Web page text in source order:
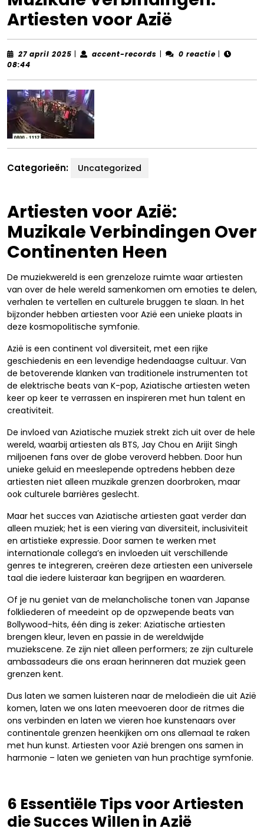
Artiesten voor Azië
27 april 2025 27| accent-records accent-
| 0 reactie |
08:44
Categorieën: Uncategorized
Artiesten voor Azië:
Muzikale Verbindingen Over
Continenten Heen
De muziekwereld is een grenzeloze ruimte waar artiesten
van over de hele wereld samenkomen om emoties te delen,
verhalen te vertellen en culturele bruggen te slaan. In het
bijzonder hebben artiesten voor Azië een unieke plaats in
deze kosmopolitische symfonie.
Azië is een continent vol diversiteit, met een rijke
geschiedenis en een levendige hedendaagse cultuur. Van
de betoverende klanken van traditionele instrumenten tot
de elektrische beats van K-pop, Aziatische artiesten weten
keer op keer te verrassen en inspireren met hun talent en
creativiteit.
De invloed van Aziatische muziek strekt zich uit over de hele
wereld, waarbij artiesten als BTS, Jay Chou en Arijit Singh
miljoenen fans over de globe veroverd hebben. Door hun
unieke geluid en meeslepende optredens hebben deze
artiesten niet alleen muzikale grenzen doorbroken, maar
ook culturele barrières geslecht.
Maar het succes van Aziatische artiesten gaat verder dan
alleen muziek; het is een viering van diversiteit, inclusiviteit
en artistieke expressie. Door samen te werken met
internationale collega’s en invloeden uit verschillende
genres te integreren, creëren deze artiesten een universele
taal die iedere luisteraar kan begrijpen en waarderen.
Of je nu geniet van de melancholische tonen van Japanse
folkliederen of meedeint op de opzwepende beats van
Bollywood-hits, één ding is zeker: Aziatische artiesten
brengen kleur, leven en passie in de wereldwijde
muziekscene. Ze zijn niet alleen performers; ze zijn culturele
ambassadeurs die ons eraan herinneren dat muziek geen
grenzen kent.
Dus laten we samen luisteren naar de melodieën die uit Azië
komen, laten we ons laten meevoeren door de ritmes die
ons verbinden en laten we vieren hoe kunstenaars over
continentale grenzen heenkijken om ons allemaal te raken
met hun kunst. Artiesten voor Azië brengen ons samen in
harmonie – laten we genieten van hun prachtige symfonie.
6 Essentiële Tips voor Artiesten
die Succes Willen in Azië